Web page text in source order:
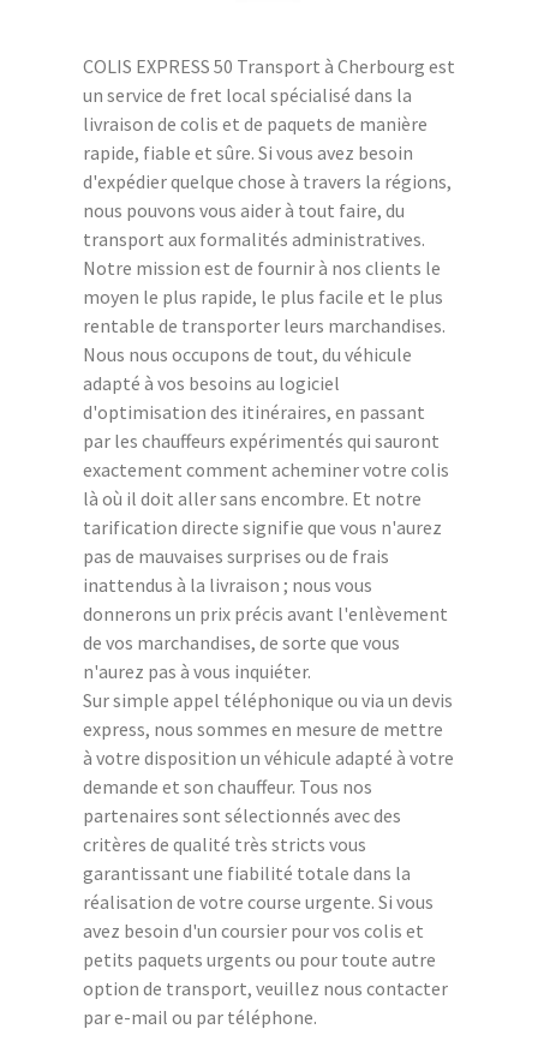
COLIS EXPRESS 50 Transport à Cherbourg est
un service de fret local spécialisé dans la
livraison de colis et de paquets de manière
rapide, fiable et sûre. Si vous avez besoin
d'expédier quelque chose à travers la régions,
nous pouvons vous aider à tout faire, du
transport aux formalités administratives.
Notre mission est de fournir à nos clients le
moyen le plus rapide, le plus facile et le plus
rentable de transporter leurs marchandises.
Nous nous occupons de tout, du véhicule
adapté à vos besoins au logiciel
d'optimisation des itinéraires, en passant
par les chauffeurs expérimentés qui sauront
exactement comment acheminer votre colis
là où il doit aller sans encombre. Et notre
tarification directe signifie que vous n'aurez
pas de mauvaises surprises ou de frais
inattendus à la livraison ; nous vous
donnerons un prix précis avant l'enlèvement
de vos marchandises, de sorte que vous
n'aurez pas à vous inquiéter.
Sur simple appel téléphonique ou via un devis
express, nous sommes en mesure de mettre
à votre disposition un véhicule adapté à votre
demande et son chauffeur. Tous nos
partenaires sont sélectionnés avec des
critères de qualité très stricts vous
garantissant une fiabilité totale dans la
réalisation de votre course urgente. Si vous
avez besoin d'un coursier pour vos colis et
petits paquets urgents ou pour toute autre
option de transport, veuillez nous contacter
par e-mail ou par téléphone.